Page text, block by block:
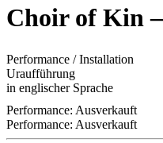
Choir of Kin
Performance / Installation
Uraufführung
in englischer Sprache
Performance: Ausverkauft
Performance: Ausverkauft